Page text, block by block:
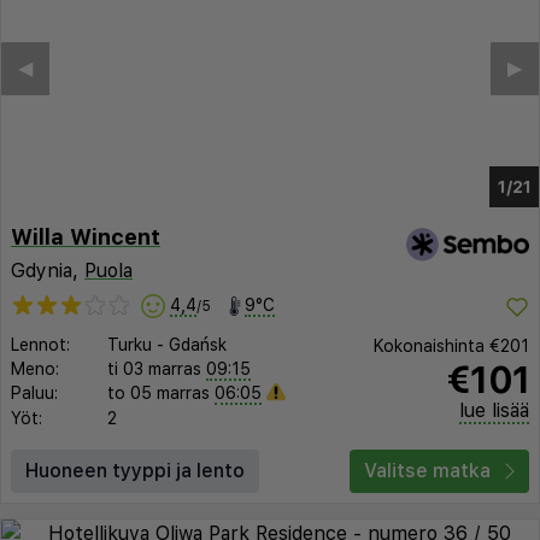
1/15
▶︎
◀︎
Willa Wincent
Gdynia, Puola
4,4/5 9°C
Lennot: Turku - Gdańsk
Meno:
ti 03 marras 09:15
Paluu:
to 05 marras 06:05
Yöt:
2
Kokonaishinta €201
€101
lue lisää
Huoneen tyyppi ja lento Valitse matka